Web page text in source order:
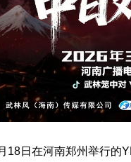
18日在河南郑州举行的